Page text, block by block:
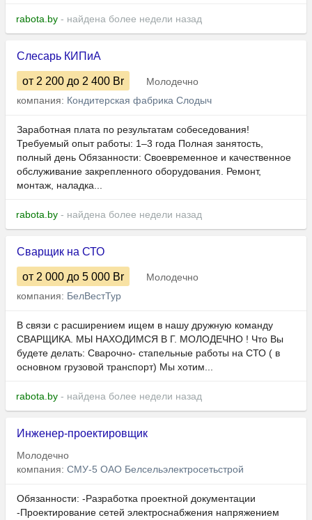
rabota.by - найдена более недели назад
Слесарь КИПиА
от 2 200 до 2 400 Br
Молодечно
компания: Кондитерская фабрика Слодыч
Заработная плата по результатам собеседования!
Требуемый опыт работы: 1–3 года Полная занятость,
полный день Обязанности: Своевременное и качественное
обслуживание закрепленного оборудования. Ремонт,
монтаж, наладка...
rabota.by - найдена более недели назад
Сварщик на СТО
от 2 000 до 5 000 Br
Молодечно
компания: БелВестТур
В связи с расширением ищем в нашу дружную команду
СВАРЩИКА. МЫ НАХОДИМСЯ В Г. МОЛОДЕЧНО ! Что Вы
будете делать: Сварочно- стапельные работы на СТО ( в
основном грузовой транспорт) Мы хотим...
rabota.by - найдена более недели назад
Инженер-проектировщик
Молодечно
компания: СМУ-5 ОАО Белсельэлектросетьстрой
Обязанности: -Разработка проектной документации
-Проектирование сетей электроснабжения напряжением